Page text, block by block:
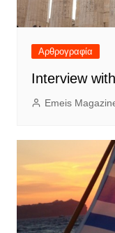
Αρθρογραφία
Interview
Emeis